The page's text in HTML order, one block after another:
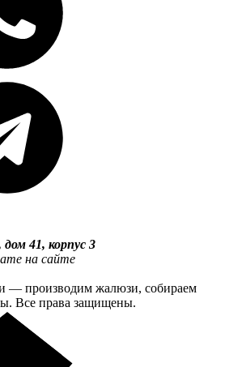
дом 41, корпус 3
на сайте
— производим жалюзи, собираем
Все права защищены.